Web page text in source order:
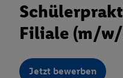
Filiale (m/
Jetzt bewerben